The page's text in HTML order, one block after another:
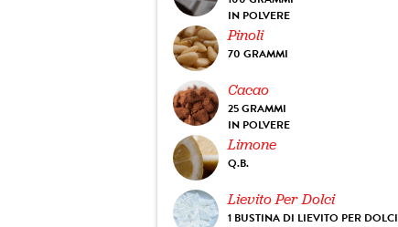
IN POLVERE
Pinoli
70 GRAMMI
Cacao
25 GRAMMI
IN POLVERE
Limone
Q.B.
Lievito Per Dolci
1 BUSTINA DI LIEVITO PER DOLCI